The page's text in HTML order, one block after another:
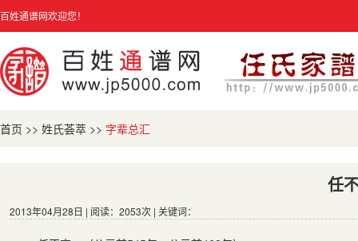
百姓通谱网欢迎您！
首页 >> 姓氏荟萃 >> 字辈总汇
任
2013年04月28日 | 阅读：2053次 | 关键词：